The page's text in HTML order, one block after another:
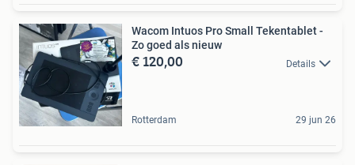
Wacom Intuos Pro Small Tekentablet -
Zo goed als nieuw
€ 120,00 Details
Rotterdam 29 jun 26